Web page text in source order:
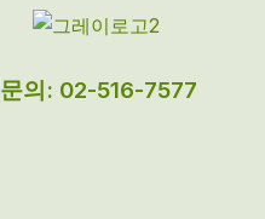
문의: 02-516-7577